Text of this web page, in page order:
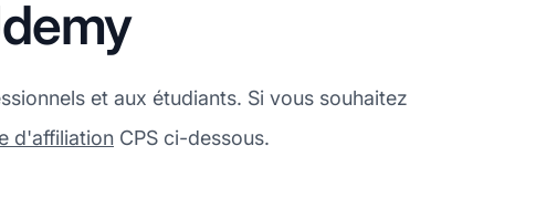
et aux étudiants. Si vous souhaitez
d'affiliation CPS ci-dessous.